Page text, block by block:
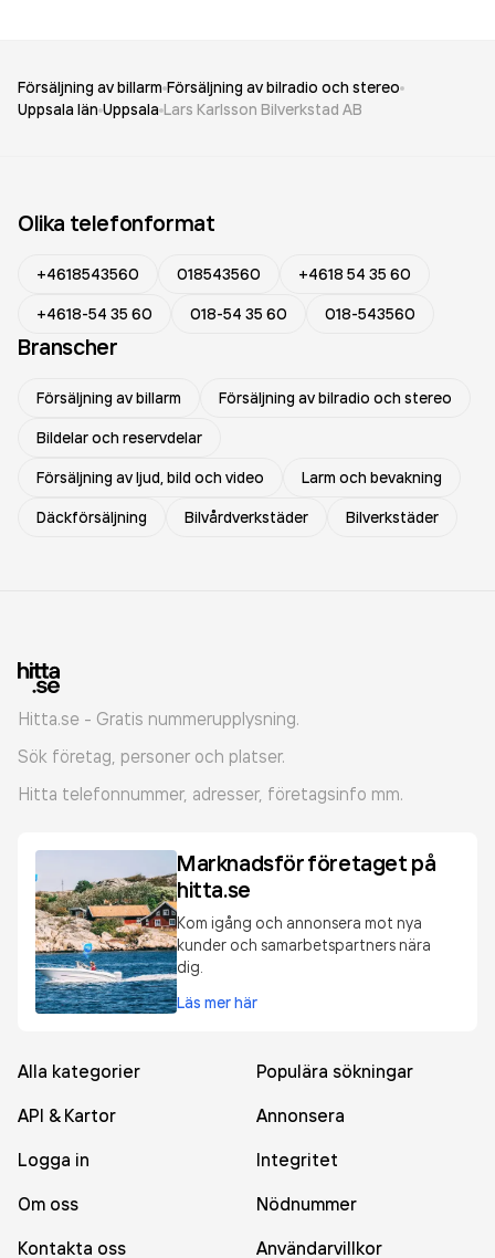
Försäljning av billarm Försäljning av bilradio och stereo
Uppsala län Uppsala Lars Karlsson Bilverkstad AB
Olika telefonformat
+4618543560 018543560
+4618 54 35 60
+4618-54 35 60
018-54 35 60 018-543560
Branscher
Försäljning av billarm
Försäljning av bilradio och stereo
Bildelar och reservdelar
Försäljning av ljud, bild och video
Larm och bevakning
Däckförsäljning
Bilvårdverkstäder Bilverkstäder
Hitta.se - Gratis nummerupplysning.
Sök företag, personer och platser.
Hitta telefonnummer, adresser, företagsinfo mm.
Marknadsför företaget på
hitta.se
Kom igång och annonsera mot nya
kunder och samarbetspartners nära
dig.
Läs mer här
Alla kategorier
Populära sökningar
API & Kartor
Annonsera
Logga in
Integritet
Om oss
Nödnummer
Kontakta oss
Användarvillkor